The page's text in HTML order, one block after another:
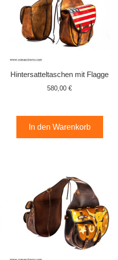
Hintersatteltaschen mit Flagge
580,00 €
In den Warenkorb